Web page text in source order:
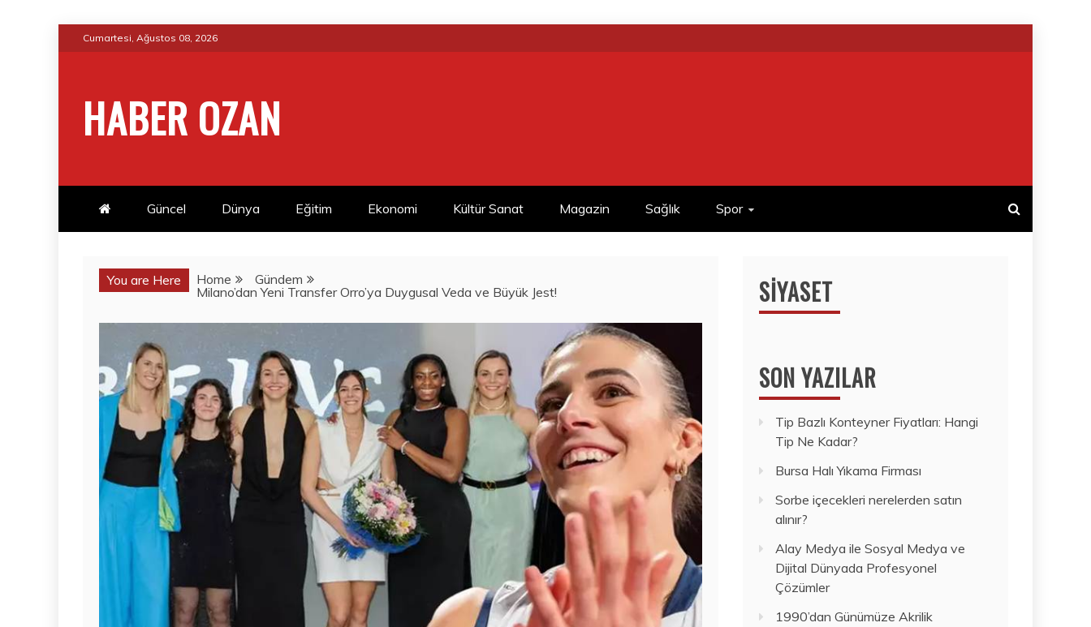
to
Cumartesi, Ağustos 08, 2026
HABER OZAN
Güncel Dünya Eğitim Ekonomi Kültür Sanat Magazin Sağlık Spor
You are Here Home
Gündem
Milano’dan Yeni Transfer Orro’ya Duygusal Veda ve Büyük Jest!
SIYASET
SON YAZILAR
Tip Bazlı Konteyner Fiyatları: Hangi
Tip Ne Kadar?
Bursa Halı Yıkama Firması
Sorbe içecekleri nerelerden satın
alınır?
Alay Medya ile Sosyal Medya ve
Dijital Dünyada Profesyonel
Çözümler
1990’dan Günümüze Akrilik